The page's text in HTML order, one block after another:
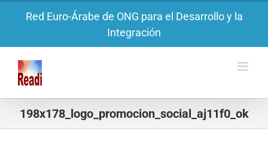
Red Euro-Árabe de ONG para el Desarrollo y la
Integración
198x178_logo_promocion_social_aj11f0_ok